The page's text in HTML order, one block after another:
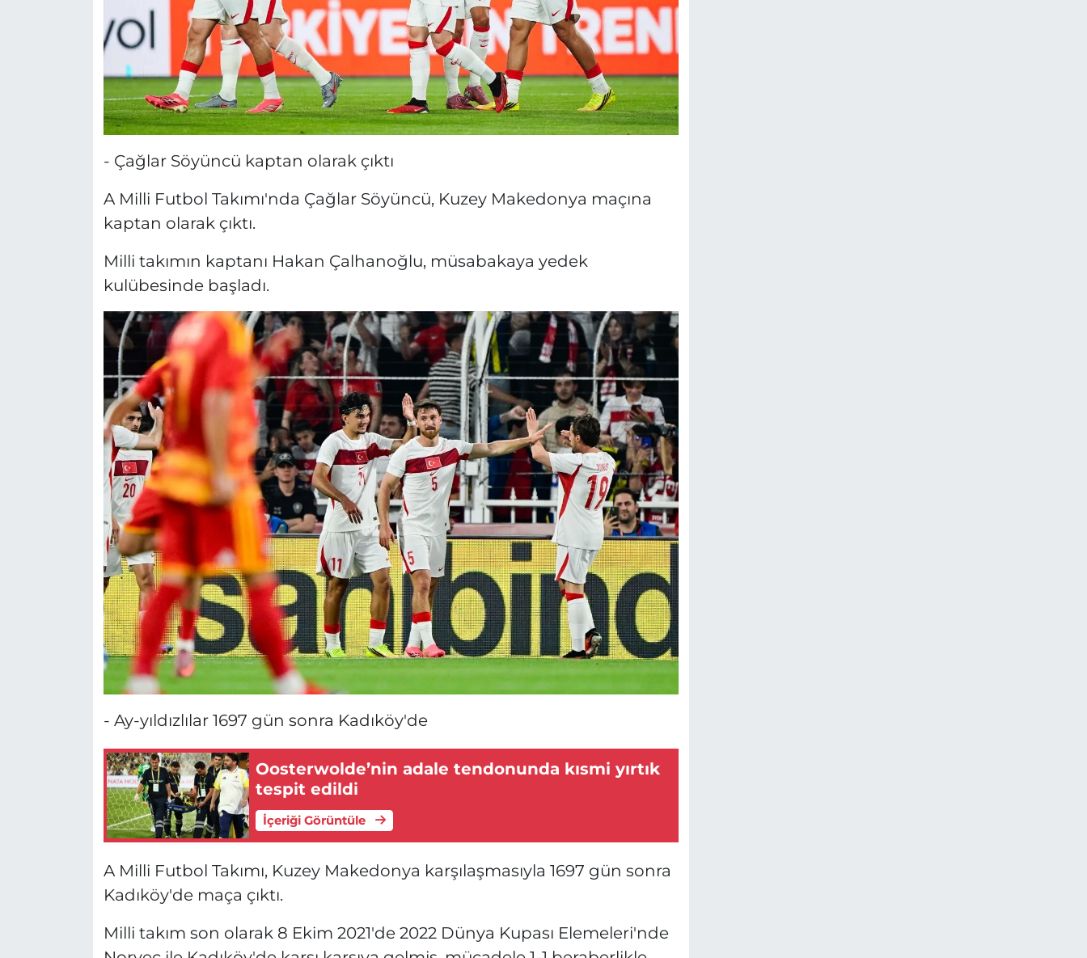
- Çağlar Söyüncü kaptan olarak çıktı
A Milli Futbol Takımı'nda Çağlar Söyüncü, Kuzey Makedonya maçına
kaptan olarak çıktı.
Milli takımın kaptanı Hakan Çalhanoğlu, müsabakaya yedek
kulübesinde başladı.
- Ay-yıldızlılar 1697 gün sonra Kadıköy'de
Oosterwolde’nin adale tendonunda kısmi yırtık
tespit edildi
İçeriği Görüntüle
A Milli Futbol Takımı, Kuzey Makedonya karşılaşmasıyla 1697 gün sonra
Kadıköy'de maça çıktı.
Milli takım son olarak 8 Ekim 2021'de 2022 Dünya Kupası Elemeleri'nde